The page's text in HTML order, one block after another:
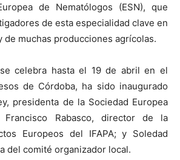
de Nematólogos (ESN), que
de esta especialidad clave en
de muchas producciones agrícolas.
celebra hasta el 19 de abril en el
de Córdoba, ha sido inaugurado
presidenta de la Sociedad Europea
Francisco Rabasco, director de la
Europeos del IFAPA; y Soledad
del comité organizador local.